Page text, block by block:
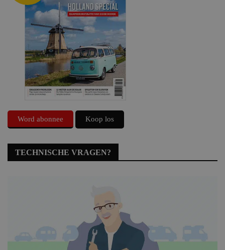
Word abonnee Koop los
TECHNISCHE VRAGEN?